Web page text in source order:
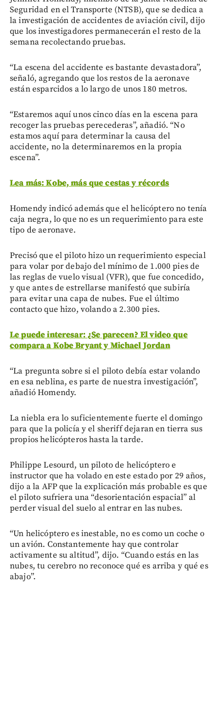
Seguridad en el Transporte (NTSB), que se dedica a
la investigación de accidentes de aviación civil, dijo
que los investigadores permanecerán el resto de la
semana recolectando pruebas.
“La escena del accidente es bastante devastadora”,
señaló, agregando que los restos de la aeronave
están esparcidos a lo largo de unos 180 metros.
“Estaremos aquí unos cinco días en la escena para
recoger las pruebas perecederas”, añadió. “No
estamos aquí para determinar la causa del
accidente, no la determinaremos en la propia
escena”.
Lea más: Kobe, más que cestas y récords
Homendy indicó además que el helicóptero no tenía
caja negra, lo que no es un requerimiento para este
tipo de aeronave.
Precisó que el piloto hizo un requerimiento especial
para volar por debajo del mínimo de 1.000 pies de
las reglas de vuelo visual (VFR), que fue concedido,
y que antes de estrellarse manifestó que subiría
para evitar una capa de nubes. Fue el último
contacto que hizo, volando a 2.300 pies.
Le puede interesar: ¿Se parecen? El video que
compara a Kobe Bryant y Michael Jordan
“La pregunta sobre si el piloto debía estar volando
en esa neblina, es parte de nuestra investigación”,
añadió Homendy.
La niebla era lo suficientemente fuerte el domingo
para que la policía y el sheriff dejaran en tierra sus
propios helicópteros hasta la tarde.
Philippe Lesourd, un piloto de helicóptero e
instructor que ha volado en este estado por 29 años,
dijo a la AFP que la explicación más probable es que
el piloto sufriera una “desorientación espacial” al
perder visual del suelo al entrar en las nubes.
“Un helicóptero es inestable, no es como un coche o
un avión. Constantemente hay que controlar
activamente su altitud”, dijo. “Cuando estás en las
nubes, tu cerebro no reconoce qué es arriba y qué es
abajo”.